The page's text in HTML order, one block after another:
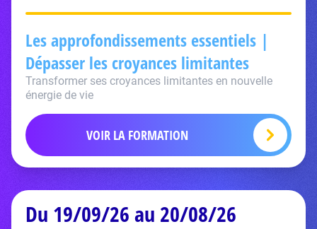
Les approfondissements essentiels |
Dépasser les croyances limitantes
Transformer ses croyances limitantes en nouvelle
énergie de vie
VOIR LA FORMATION
Du 19/09/26 au 20/08/26